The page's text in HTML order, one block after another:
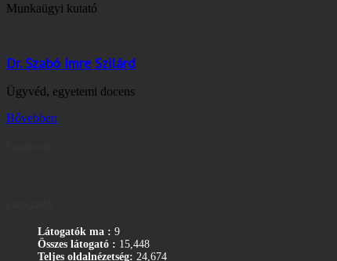
Munkaügyi kutató
Dr. Szabó Imre Szilárd
Ügyvéd, egyetemi docens
Bővebben
Látogatók ma : 9
Összes látogató : 15,448
Teljes oldalnézetség: 24,674